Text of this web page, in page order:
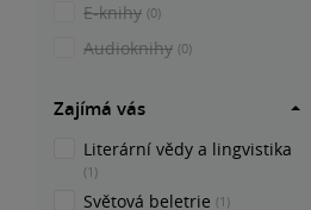
E-knihy (0)
Audioknihy (0)
Zajímá vás
Literární vědy a lingvistika
(1)
Světová beletrie (1)